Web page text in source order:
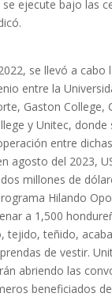
ejecute bajo las
se llevó a cabo
entre la
Gaston College,
y Unitec, donde
entre
agosto del 2023,
millones de
Hilando
a 1,500
tejido, teñido,
de vestir.
abriendo las
beneficiados